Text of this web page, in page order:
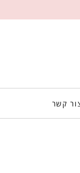
קשר